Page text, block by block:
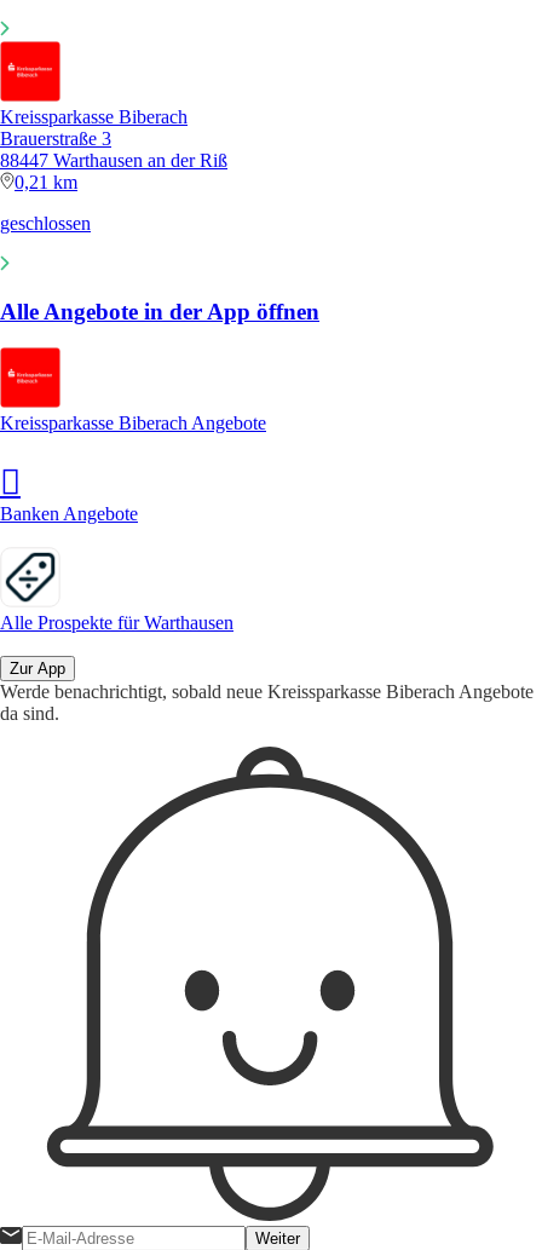
Kreissparkasse Biberach
Brauerstraße 3
88447 Warthausen an der Riß
0,21 km
geschlossen
Alle Angebote in der App öffnen
Kreissparkasse Biberach Angebote
Banken Angebote
Alle Prospekte für Warthausen
Zur App
Werde benachrichtigt, sobald neue Kreissparkasse Biberach Angebote
da sind.
Weiter